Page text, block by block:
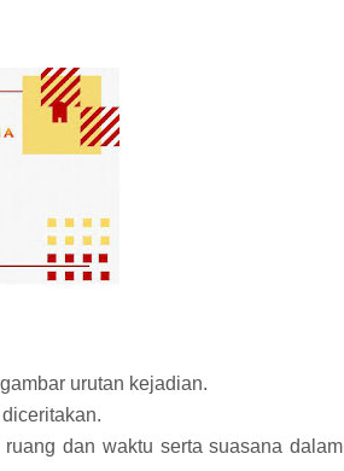
urutan kejadian.
dan waktu serta suasana dalam